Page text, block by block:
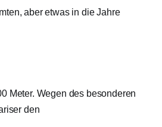
aber etwas in die Jahre
Meter. Wegen des besonderen
den